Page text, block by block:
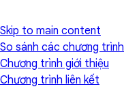
Skip to main content
So sánh các chương trình
Chương trình giới thiệu
Chương trình liên kết